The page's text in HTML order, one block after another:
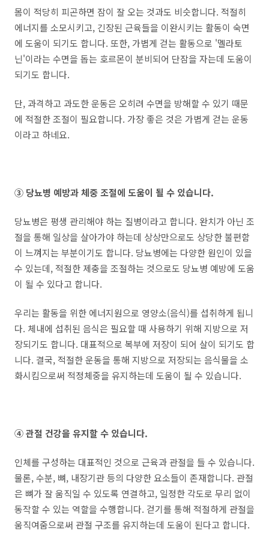
몸이 적당히 피곤하면 잠이 잘 오는 것과도 비슷합니다. 적절히
에너지를 소모시키고, 긴장된 근육들을 이완시키는 활동이 숙면
에 도움이 되기도 합니다. 또한, 가볍게 걷는 활동으로 '멜라토
닌'이라는 수면을 돕는 호르몬이 분비되어 단잠을 자는데 도움이
되기도 합니다.
단, 과격하고 과도한 운동은 오히려 수면을 방해할 수 있기 때문
에 적절한 조절이 필요합니다. 가장 좋은 것은 가볍게 걷는 운동
이라고 하네요.
③ 당뇨병 예방과 체중 조절에 도움이 될 수 있습니다.
당뇨병은 평생 관리해야 하는 질병이라고 합니다. 완치가 아닌 조
절을 통해 일상을 살아가야 하는데 상상만으로도 상당한 불편함
이 느껴지는 부분이기도 합니다. 당뇨병에는 다양한 원인이 있을
수 있는데, 적절한 제충을 조절하는 것으로도 당뇨병 예방에 도움
이 될 수 있다고 합니다.
우리는 활동을 위한 에너지원으로 영양소(음식)를 섭취하게 됩니
다. 체내에 섭취된 음식은 필요할 때 사용하기 위해 지방으로 저
장되기도 합니다. 대표적으로 복부에 저장이 되어 살이 되기도 합
니다. 결국, 적절한 운동을 통해 지방으로 저장되는 음식물을 소
화시킴으로써 적정체중을 유지하는데 도움이 될 수 있습니다.
④ 관절 건강을 유지할 수 있습니다.
인체를 구성하는 대표적인 것으로 근육과 관절을 들 수 있습니다.
물론, 수분, 뼈, 내장기관 등의 다양한 요소들이 존재합니다. 관절
은 뼈가 잘 움직일 수 있도록 연결하고, 일정한 각도로 무리 없이
동작할 수 있는 역할을 수행합니다. 걷기를 통해 적절하게 관절을
움직여줌으로써 관절 구조를 유지하는데 도움이 된다고 합니다.